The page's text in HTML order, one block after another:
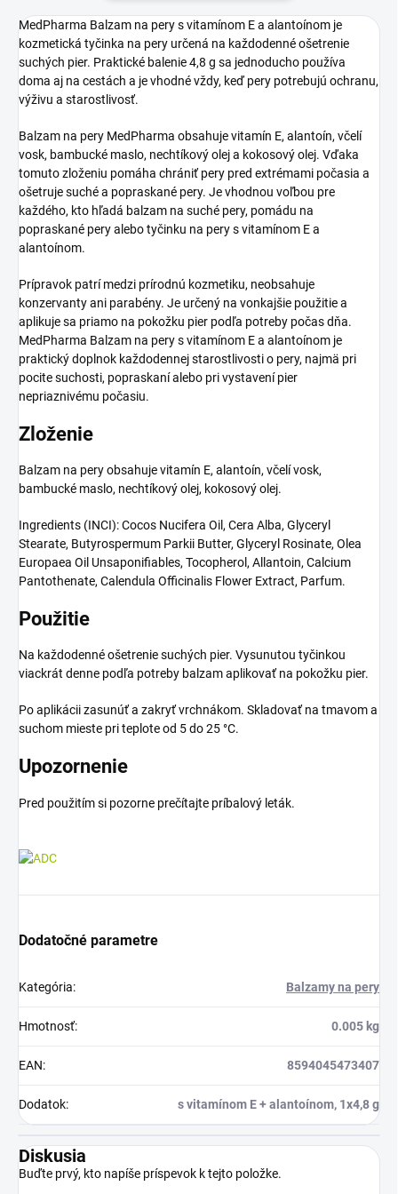
MedPharma Balzam na pery s vitamínom E a alantoínom je
kozmetická tyčinka na pery určená na každodenné ošetrenie
suchých pier. Praktické balenie 4,8 g sa jednoducho používa
doma aj na cestách a je vhodné vždy, keď pery potrebujú ochranu,
výživu a starostlivosť.
Balzam na pery MedPharma obsahuje vitamín E, alantoín, včelí
vosk, bambucké maslo, nechtíkový olej a kokosový olej. Vďaka
tomuto zloženiu pomáha chrániť pery pred extrémami počasia a
ošetruje suché a popraskané pery. Je vhodnou voľbou pre
každého, kto hľadá balzam na suché pery, pomádu na
popraskané pery alebo tyčinku na pery s vitamínom E a
alantoínom.
Prípravok patrí medzi prírodnú kozmetiku, neobsahuje
konzervanty ani parabény. Je určený na vonkajšie použitie a
aplikuje sa priamo na pokožku pier podľa potreby počas dňa.
MedPharma Balzam na pery s vitamínom E a alantoínom je
praktický doplnok každodennej starostlivosti o pery, najmä pri
pocite suchosti, popraskaní alebo pri vystavení pier
nepriaznivému počasiu.
Zloženie
Balzam na pery obsahuje vitamín E, alantoín, včelí vosk,
bambucké maslo, nechtíkový olej, kokosový olej.
Ingredients (INCI): Cocos Nucifera Oil, Cera Alba, Glyceryl
Stearate, Butyrospermum Parkii Butter, Glyceryl Rosinate, Olea
Europaea Oil Unsaponifiables, Tocopherol, Allantoin, Calcium
Pantothenate, Calendula Officinalis Flower Extract, Parfum.
Použitie
Na každodenné ošetrenie suchých pier. Vysunutou tyčinkou
viackrát denne podľa potreby balzam aplikovať na pokožku pier.
Po aplikácii zasunúť a zakryť vrchnákom. Skladovať na tmavom a
suchom mieste pri teplote od 5 do 25 °C.
Upozornenie
Pred použitím si pozorne prečítajte príbalový leták.
Dodatočné parametre
Kategória: Balzamy na pery
Hmotnosť: 0.005 kg
EAN: 8594045473407
Dodatok: s vitamínom E + alantoínom, 1x4,8 g
Diskusia
Buďte prvý, kto napíše príspevok k tejto položke.